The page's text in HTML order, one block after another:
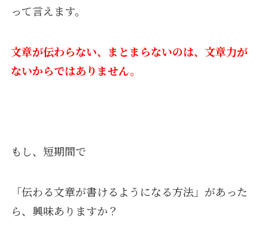
って言えます。
文章が伝わらない、まとまらないのは、文章力が
ないからではありません。
もし、短期間で
「伝わる文章が書けるようになる方法」があった
ら、 興味ありますか？